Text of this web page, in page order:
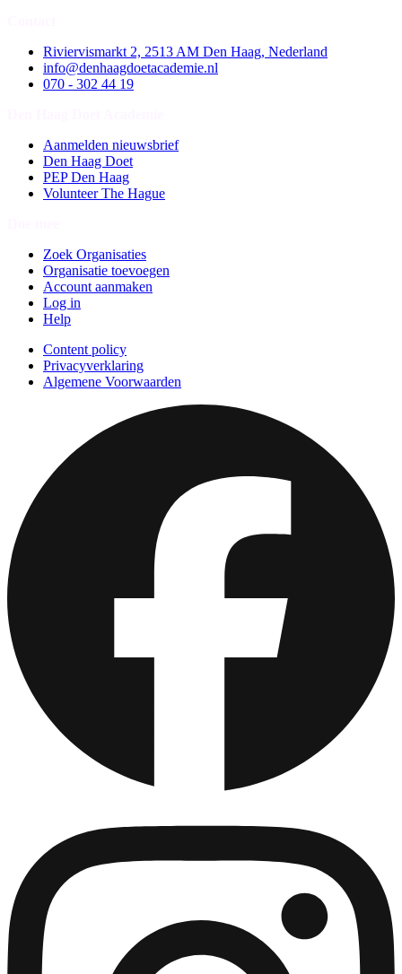
Riviervismarkt 2, 2513 AM Den Haag, Nederland
info@denhaagdoetacademie.nl
070 - 302 44 19
Aanmelden nieuwsbrief
Den Haag Doet
PEP Den Haag
Volunteer The Hague
Zoek Organisaties
Organisatie toevoegen
Account aanmaken
Log in
Help
Content policy
Privacyverklaring
Algemene Voorwaarden